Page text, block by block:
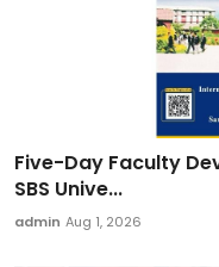
Five-Day Faculty
SBS Unive...
admin Aug 1, 2026